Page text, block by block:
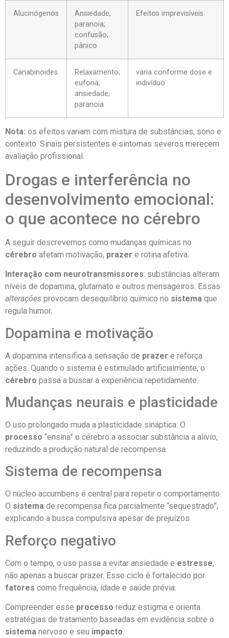
Alucinógenos
Ansiedade;
paranoia;
confusão;
pânico
Efeitos imprevisíveis
Canabinoides
Relaxamento;
euforia;
ansiedade;
paranoia
varia conforme dose e
indivíduo
Nota: os efeitos variam com mistura de substâncias, sono e
contexto. Sinais persistentes e sintomas severos merecem
avaliação profissional.
Drogas e interferência no
desenvolvimento emocional:
o que acontece no cérebro
A seguir descrevemos como mudanças químicas no
cérebro afetam motivação, prazer e rotina afetiva.
Interação com neurotransmissores: substâncias alteram
níveis de dopamina, glutamato e outros mensageiros. Essas
alterações provocam desequilíbrio químico no sistema que
regula humor.
Dopamina e motivação
A dopamina intensifica a sensação de prazer e reforça
ações. Quando o sistema é estimulado artificialmente, o
cérebro passa a buscar a experiência repetidamente.
Mudanças neurais e plasticidade
O uso prolongado muda a plasticidade sináptica. O
processo “ensina” o cérebro a associar substância a alívio,
reduzindo a produção natural de recompensa.
Sistema de recompensa
O núcleo accumbens é central para repetir o comportamento.
O sistema de recompensa fica parcialmente “sequestrado”,
explicando a busca compulsiva apesar de prejuízos.
Reforço negativo
Com o tempo, o uso passa a evitar ansiedade e estresse,
não apenas a buscar prazer. Esse ciclo é fortalecido por
fatores como frequência, idade e saúde prévia.
Compreender esse processo reduz estigma e orienta
estratégias de tratamento baseadas em evidência sobre o
sistema nervoso e seu impacto.